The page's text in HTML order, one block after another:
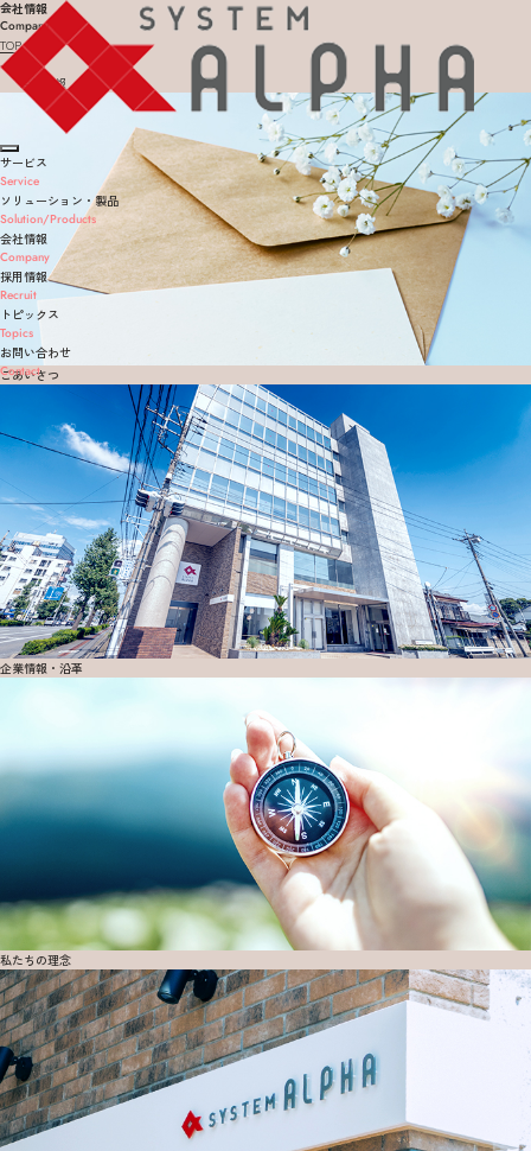
サービス
Service
ソリューション・製品
Solution/products
会社情報
Company
採用情報
Recruit
トピックス
Topics
お問い合わせ
Contact
会社情報
Company
TOP
会社情報
ごあいさつ
企業情報・沿革
私たちの理念